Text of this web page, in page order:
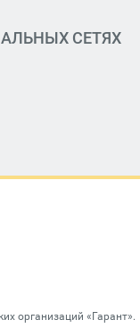
СЕТЯХ
организаций «Гарант».